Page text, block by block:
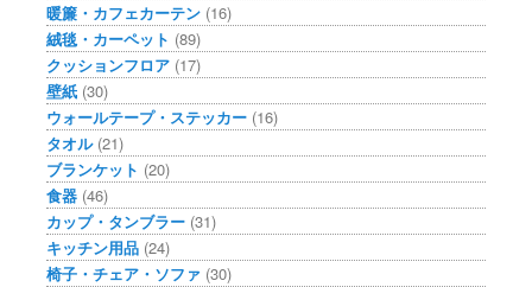
暖簾・カフェカーテン (16)
絨毯・カーペット (89)
クッションフロア (17)
壁紙 (30)
ウォールテープ・ステッカー (16)
タオル(21)
ブランケット (20)
食器 (46)
カップ・タンブラー (31)
キッチン用品 (24)
椅子・チェア・ソファ (30)